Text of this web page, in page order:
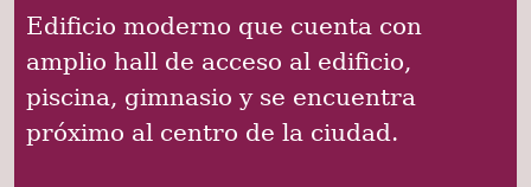
Edificio moderno que cuenta con
amplio hall de acceso al edificio,
piscina, gimnasio y se encuentra
próximo al centro de la ciudad.